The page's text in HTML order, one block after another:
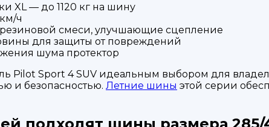
XL — до 1120 кг на шину
ч
смеси, улучшающие сцепление
для защиты от повреждений
шума протектор
Pilot Sport 4 SUV идеальным выбором для
и безопасностью. Летние шины этой серии
подходят шины размера 285/